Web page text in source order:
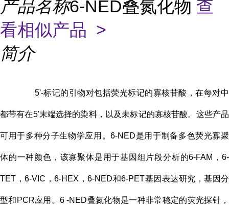
产品名称6-NED叠氮化物 查
看相似产品 >
简介
5'-标记的引物对包括荧光标记的寡核苷酸，在每对中
都带有在5'末端选择的染料，以及未标记的寡核苷酸。这些产品
可用于多种分子生物学应用。6-NED是用于制备多色荧光寡聚
体的一种颜色，该寡聚体是用于基因组片段分析的6-FAM，6-
TET，6-VIC，6-HEX，6-NED和6-PET基因表达研究，基因分
型和PCR应用。6 -NED叠氮化物是一种非常稳定的荧光探针，